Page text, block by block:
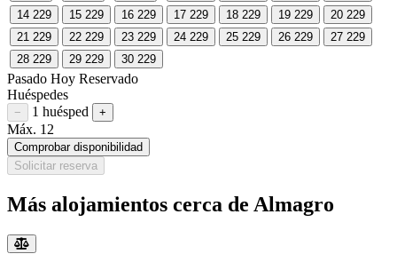
14 229 15 229 16 229 17 229 18 229 19 229 20 229
21 229 22 229 23 229 24 229 25 229 26 229 27 229
28 229 29 229 30 229
Pasado Hoy Reservado
Huéspedes
Restar huésped
− 1 huésped Sumar huésped
+
Máx. 12
Comprobar disponibilidad
Solicitar reserva
Más alojamientos cerca de Almagro